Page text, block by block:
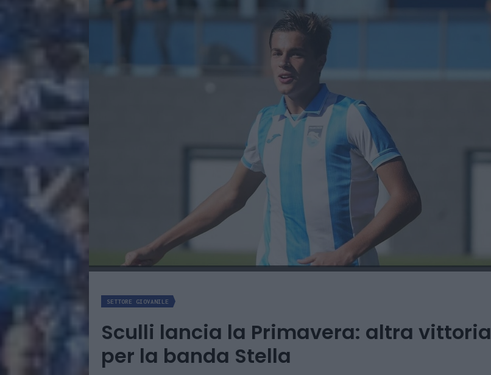
SETTORE GIOVANILE
Sculli lancia la Primavera: altra vittoria
per la banda Stella